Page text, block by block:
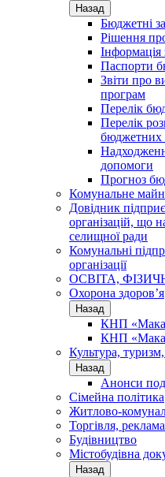
Назад
Бюджетні
Рішення
Паспорти
Звіти про
програм
Перелік
Перелік
бюджетних
допомоги
Прогноз
Комунальне
Довідник
організацій, що
селищної ради
Комунальні
організації
ОСВІТА,
Охорона здоров’я
Назад
КНП
КНП
Культура,
Назад
Анонси
Сімейна політика
Житлово-
Торгівля, реклама
Будівництво
Містобудівна
Назад